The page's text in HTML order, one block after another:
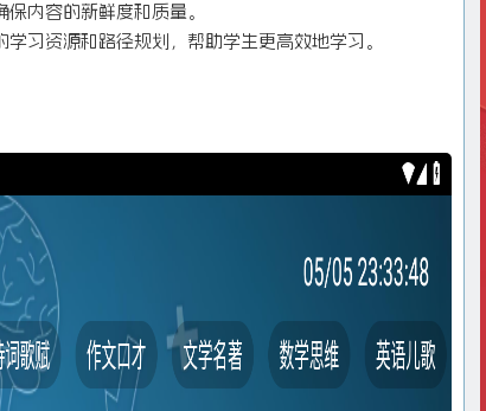
内容的新鲜度和质量。
习资源和路径规划，帮助学生更高效地学习。